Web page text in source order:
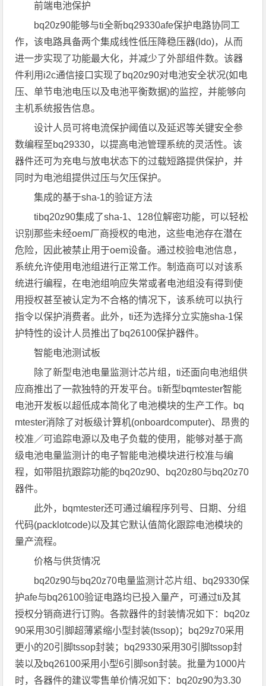
前端电池保护
bq20z90能够与ti全新bq29330afe保护电路协同工
作，该电路具备两个集成线性低压降稳压器(ldo)，从而
进一步实现了功能最大化，并减少了外部组件数。该器
件利用i2c通信接口实现了bq20z90对电池安全状况(如电
压、单节电池电压以及电池平衡数据)的监控，并能够向
主机系统报告信息。
设计人员可将电流保护阈值以及延迟等关键安全参
数编程至bq29330，以提高电池管理系统的灵活性。该
器件还可为充电与放电状态下的过载短路提供保护，并
同时为电池组提供过压与欠压保护。
集成的基于sha-1的验证方法
tibq20z90集成了sha-1、128位解密功能，可以轻松
识别那些未经oem厂商授权的电池，这些电池存在潜在
危险，因此被禁止用于oem设备。通过校验电池信息，
系统允许使用电池组进行正常工作。制造商可以对该系
统进行编程，在电池组响应失常或者电池组没有得到使
用授权甚至被认定为不合格的情况下，该系统可以执行
指令以保护消费者。此外，ti还为选择分立实施sha-1保
护特性的设计人员推出了bq26100保护器件。
智能电池测试板
除了新型电池电量监测计芯片组，ti还面向电池组供
应商推出了一款独特的开发平台。ti新型bqmtester智能
电池开发板以超低成本简化了电池模块的生产工作。bq
mtester消除了对板级计算机(onboardcomputer)、昂贵的
校准／可追踪电源以及电子负载的使用，能够对基于高
级电池电量监测计的电子智能电池模块进行校准与编
程，如带阻抗跟踪功能的bq20z90、bq20z80与bq20z70
器件。
此外，bqmtester还可通过编程序列号、日期、分组
代码(packlotcode)以及其它默认值简化跟踪电池模块的
量产流程。
价格与供货情况
bq20z90与bq20z70电量监测计芯片组、bq29330保
护afe与bq26100验证电路均已投入量产，可通过ti及其
授权分销商进行订购。各款器件的封装情况如下：bq20z
90采用30引脚超薄紧缩小型封装(tssop)；bq29z70采用
更小的20引脚tssop封装；bq29330采用30引脚tssop封
装以及bq26100采用小型6引脚son封装。批量为1000片
时，各器件的建议零售单价情况如下：bq20z90为3.30